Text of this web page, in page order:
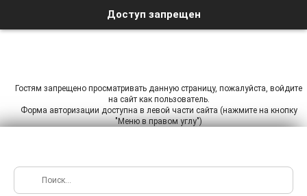
Доступ запрещен
Гостям запрещено просматривать данную страницу, пожалуйста, войдите
на сайт как пользователь.
Форма авторизации доступна в левой части сайта (нажмите на кнопку
"Меню в правом углу")